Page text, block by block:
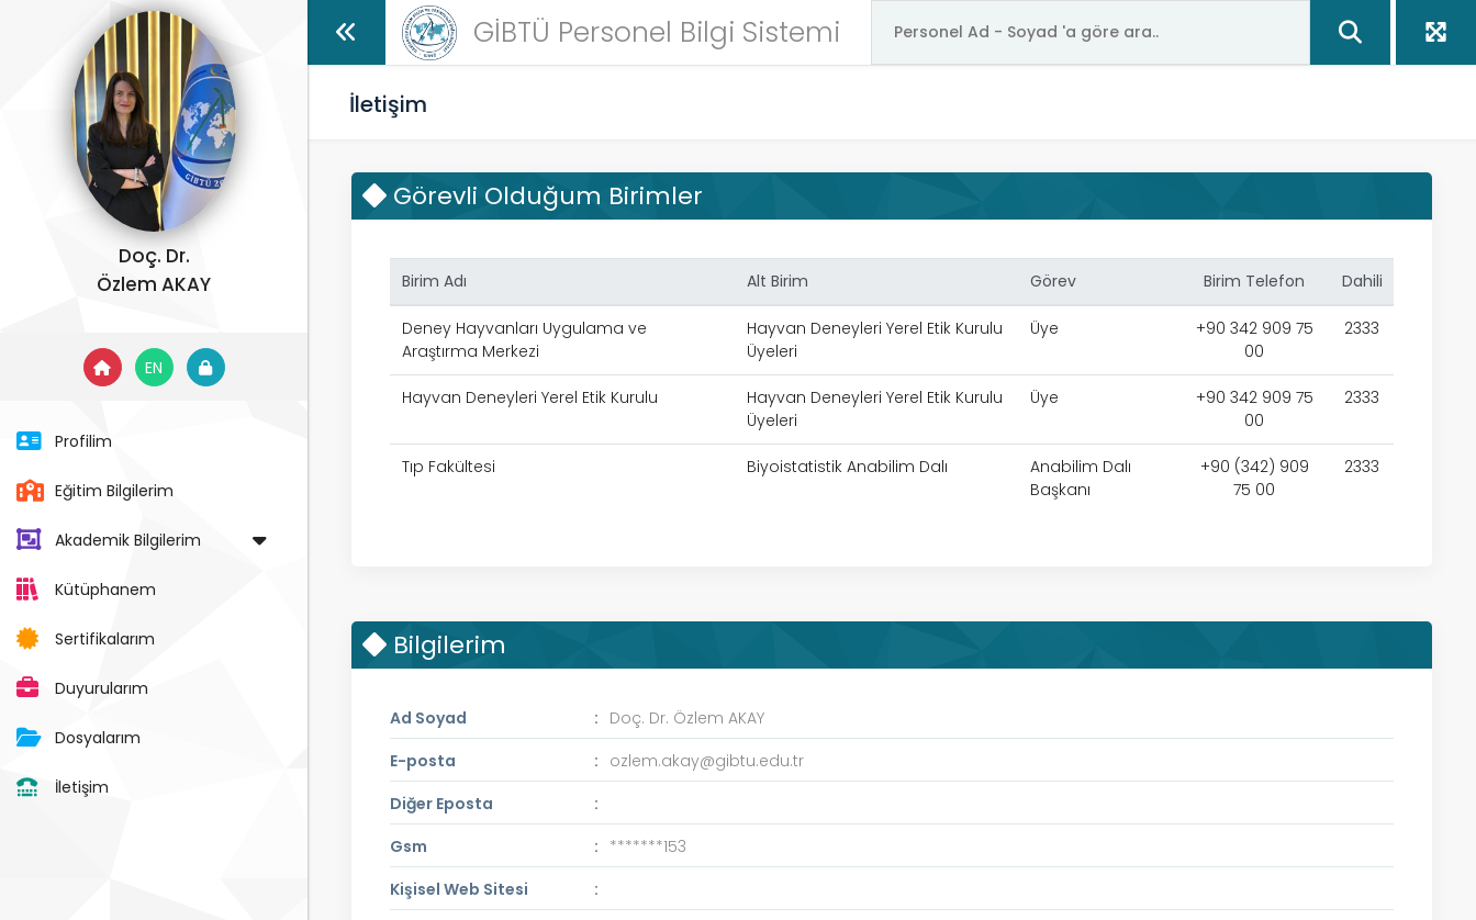
Doç. Dr.
Özlem AKAY
EN
Profilim
Eğitim Bilgilerim
Akademik Bilgilerim
Kütüphanem
Sertifikalarım
Duyurularım
Dosyalarım
İletişim
GİBTÜ Personel Bilgi Sistemi
İletişim
Görevli Olduğum Birimler
Birim Adı Alt Birim Görev Birim Telefon Dahili
Deney Hayvanları Uygulama ve
Araştırma Merkezi
Hayvan Deneyleri Yerel Etik Kurulu
Üyeleri
Üye
+90 342 909 75
00
2333
Hayvan Deneyleri Yerel Etik Kurulu
Hayvan Deneyleri Yerel Etik Kurulu
Üyeleri
Üye
+90 342 909 75
00
2333
Tıp Fakültesi Biyoistatistik Anabilim Dalı
Anabilim Dalı
Başkanı
+90 (342) 909
75 00
2333
Bilgilerim
Ad Soyad
Doç. Dr. Özlem AKAY
E-posta
ozlem.akay@gibtu.edu.tr
Diğer Eposta
Gsm
*******153
Kişisel Web Sitesi